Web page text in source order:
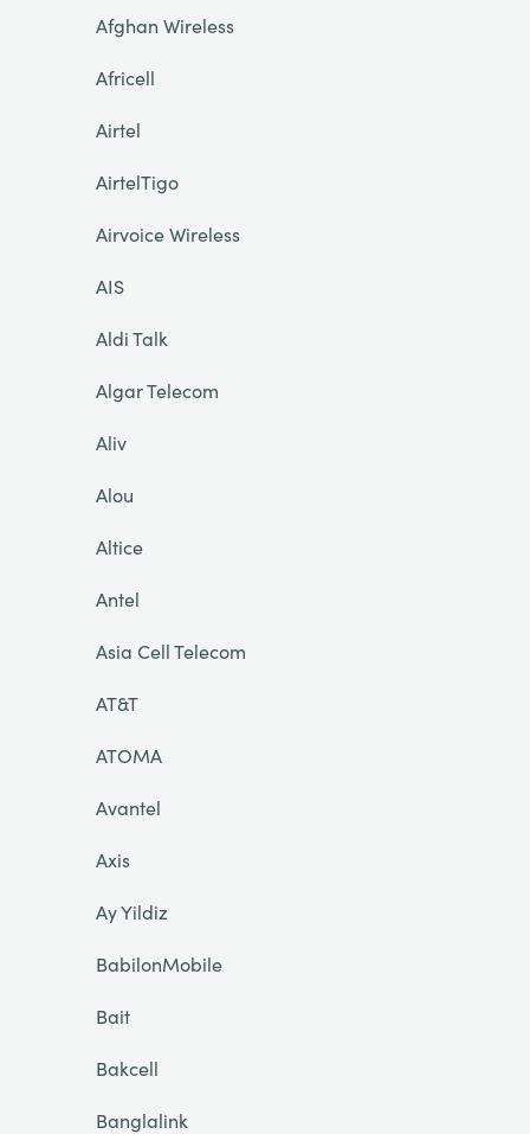
Afghan Wireless
Africell
Airtel
AirtelTigo
Airvoice Wireless
AIS
Aldi Talk
Algar Telecom
Aliv
Alou
Altice
Antel
Asia Cell Telecom
AT&T
ATOMA
Avantel
Axis
Ay Yildiz
BabilonMobile
Bait
Bakcell
Banglalink